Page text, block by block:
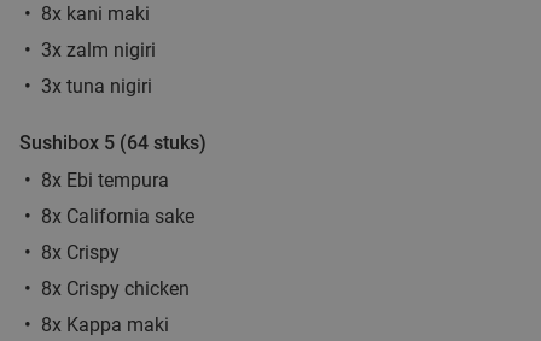
8x kani maki
3x zalm nigiri
3x tuna nigiri
Sushibox 5 (64 stuks)
8x Ebi tempura
8x California sake
8x Crispy
8x Crispy chicken
8x Kappa maki